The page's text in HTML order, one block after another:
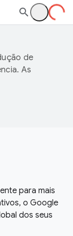
de
As
para mais
o Google
dos seus